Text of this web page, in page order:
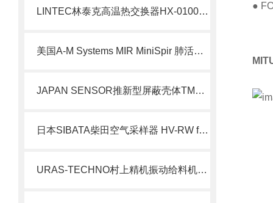
LINTEC林泰克高温热交换器HX-0100C北崎热卖
美国A-M Systems MIR MiniSpir 肺活量计 北崎有售
JAPAN SENSOR推新型屏蔽壳体TMSX-B4
日本SIBATA柴田空气采样器 HV-RW for Andersen北崎热卖
URAS-TECHNO村上精机振动给料机FD-70-100LB北崎优势经销
●